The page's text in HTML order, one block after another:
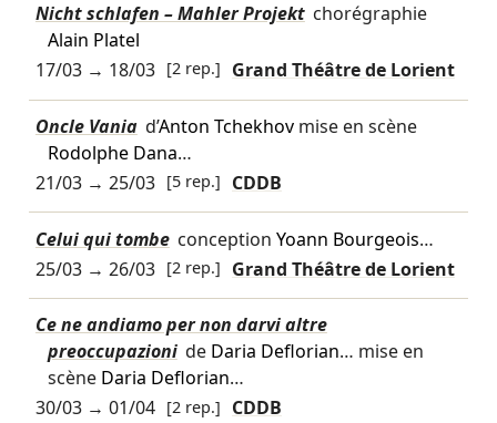
Nicht schlafen – Mahler Projekt chorégraphie
Alain Platel
17/03→ 18/03 [2 rep.] Grand Théâtre de Lorient
Oncle Vania d’Anton Tchekhovmise en scène
Rodolphe Dana…
21/03→ 25/03 [5 rep.] CDDB
Celui qui tombe conception Yoann Bourgeois…
25/03→ 26/03 [2 rep.] Grand Théâtre de Lorient
Ce ne andiamo per non darvi altre
preoccupazioni de Daria Deflorian… mise en
scène Daria Deflorian…
30/03→ 01/04 [2 rep.] CDDB